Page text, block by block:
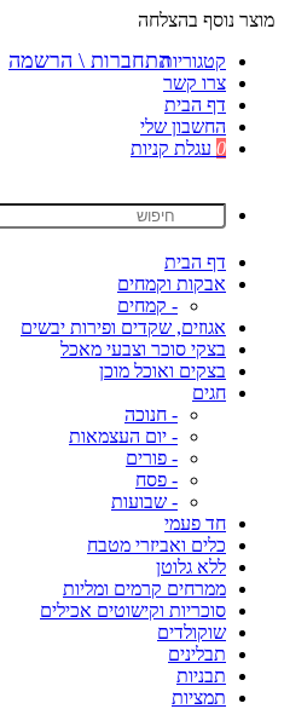
מוצר נוסף בהצלחה
קטגוריות
צרו קשר
דף הבית
החשבון שלי
0 עגלת קניות
דף הבית
אבקות וקמחים
- קמחים
אגוזים, שקדים ופירות יבשים
בצקי סוכר וצבעי מאכל
בצקים ואוכל מוכן
חגים
- חנוכה
- יום העצמאות
- פורים
- פסח
- שבועות
חד פעמי
כלים ואביזרי מטבח
ללא גלוטן
ממרחים קרמים ומליות
סוכריות וקישוטים אכילים
שוקולדים
תבלינים
תבניות
תמציות
התחברות \ הרשמה